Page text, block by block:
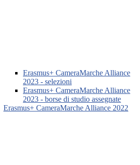
Erasmus+ CameraMarche Alliance
2023 - selezioni
Erasmus+ CameraMarche Alliance
2023 - borse di studio assegnate
Erasmus+ CameraMarche Alliance 2022